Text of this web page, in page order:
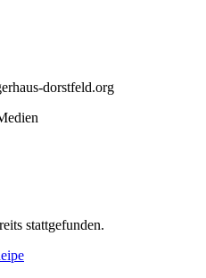
dorstfeld.org
stattgefunden.